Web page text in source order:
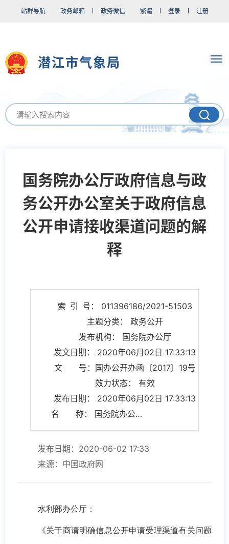
站群导航 政务邮箱 政务微信 繁體 登录 注册
潜江市气象局
国务院办公厅政府信息与政
务公开办公室关于政府信息
公开申请接收渠道问题的解
释
索 引 号： 011396186/2021-51503
主题分类： 政务公开
发布机构： 国务院办公厅
发文日期： 2020年06月02日 17:33:13
文 号：国办公开办函〔2017〕19号
效力状态： 有效
发布日期： 2020年06月02日 17:33:13
名 称： 国务院办公厅政府信息与政务公开办公室关于政府信息公开申请接收渠道问题的解释
发布日期：2020-06-02 17:33
来源：中国政府网
水利部办公厅：
《关于商请明确信息公开申请受理渠道有关问题